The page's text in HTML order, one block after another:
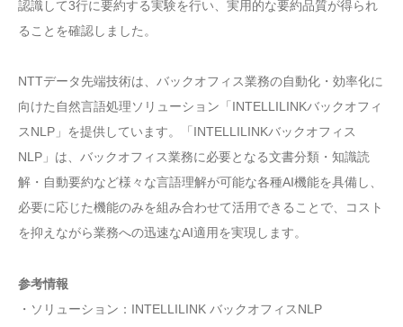
認識して3行に要約する実験を行い、実用的な要約品質が得られ
ることを確認しました。
NTTデータ先端技術は、バックオフィス業務の自動化・効率化に
向けた自然言語処理ソリューション「INTELLILINKバックオフィ
スNLP」を提供しています。「INTELLILINKバックオフィス
NLP」は、バックオフィス業務に必要となる文書分類・知識読
解・自動要約など様々な言語理解が可能な各種AI機能を具備し、
必要に応じた機能のみを組み合わせて活用できることで、コスト
を抑えながら業務への迅速なAI適用を実現します。
参考情報
・ソリューション：INTELLILINK バックオフィスNLP